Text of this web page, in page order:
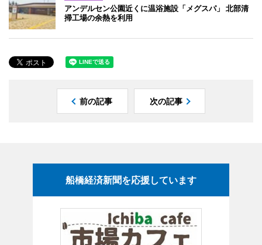
アンデルセン公園近くに温浴施設「メグスパ」 北部清
掃工場の余熱を利用
前の記事 次の記事
船橋経済新聞を応援しています